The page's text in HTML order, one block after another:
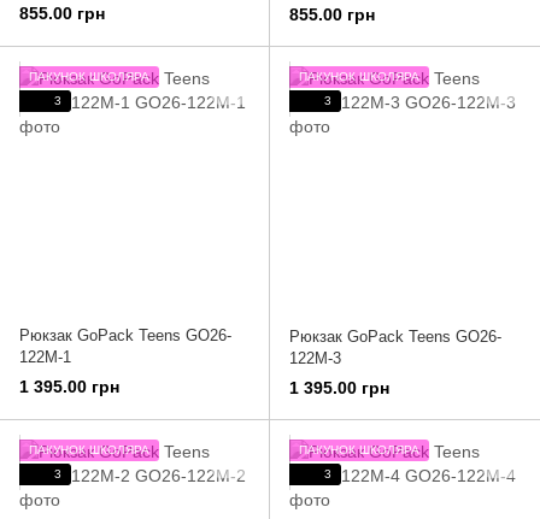
855.00 грн 855.00 грн
ПАКУНОК ШКОЛЯРА
3
Рюкзак GoPack Teens GO26-
122M-1
1 395.00 грн
ПАКУНОК ШКОЛЯРА
3
Рюкзак GoPack Teens GO26-
122M-3
1 395.00 грн
ПАКУНОК ШКОЛЯРА
3
ПАКУНОК ШКОЛЯРА
3